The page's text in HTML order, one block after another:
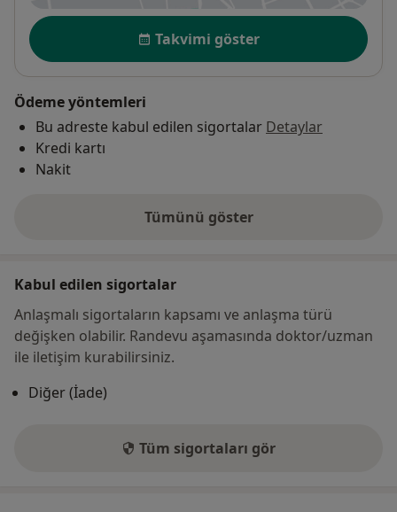
Uygunluk
Takvimi göster
Ödeme yöntemleri
Bu adreste kabul edilen sigortalar Detaylar
Kredi kartı
Nakit
Tümünü göster
adres hakkında
Kabul edilen sigortalar
Anlaşmalı sigortaların kapsamı ve anlaşma türü
değişken olabilir. Randevu aşamasında doktor/uzman
ile iletişim kurabilirsiniz.
Diğer (İade)
Tüm sigortaları gör